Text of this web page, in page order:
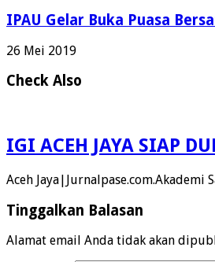
IPAU Gelar Buka Puasa
26 Mei 2019
Check Also
IGI ACEH JAYA SIAP
Aceh
Tinggalkan Balasan
Alamat email Anda tidak akan